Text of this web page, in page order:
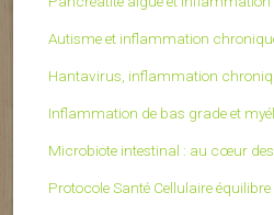
Autisme et inflammation
Hantavirus, inflammation
Inflammation de bas grade et
Microbiote intestinal : au cœur
Protocole Santé Cellulaire